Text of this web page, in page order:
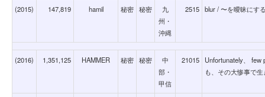
(2015) 147,819 hamil 秘密 秘密
九
州・
沖縄
2515 blur / 〜を曖昧にす
(2016) 1,351,125 HAMMER 秘密 秘密
中
部・
甲信
21015
Unfortunately、
も、その大惨事で